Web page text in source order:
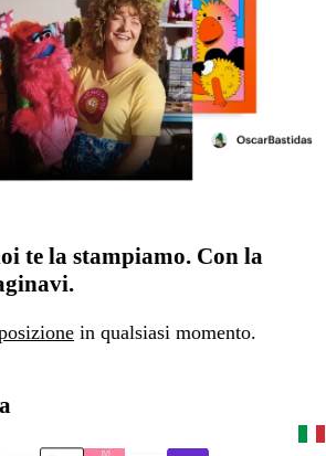
te la stampiamo. Con la
in qualsiasi momento.